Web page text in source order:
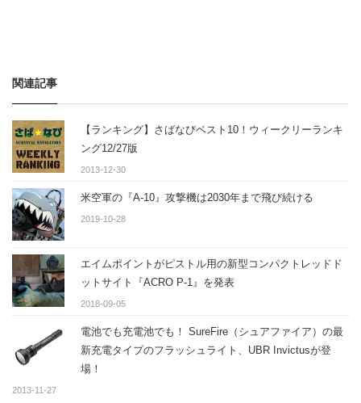
関連記事
【ランキング】さばなびベスト10！ウィークリーランキ
ング12/27版
2013-12-30
米空軍の『A-10』攻撃機は2030年まで飛び続ける
2019-10-28
エイムポイントがピストル用の新型コンパクトレッドド
ットサイト『ACRO P-1』を発表
2018-09-05
電池でも充電池でも！ SureFire（シュアファイア）の最
新充電タイプのフラッシュライト、UBR Invictusが登
場！
2013-11-27